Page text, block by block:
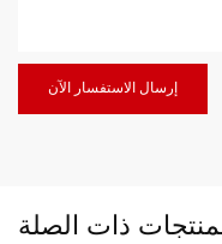
إرسال الاستفسار الآن
ذات الصلة